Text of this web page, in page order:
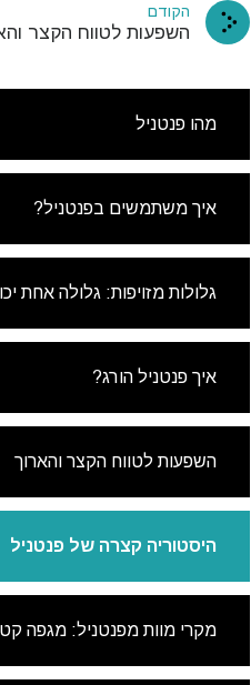
הקודם
השפעות לטווח הקצר
מהו פנטניל
איך משתמשים בפנטניל?
גלולות מזויפות: גלולה אחת
איך פנטניל הורג?
השפעות לטווח הקצר והארוך
היסטוריה קצרה של פנטניל
מקרי מוות מפנטניל: מגפה